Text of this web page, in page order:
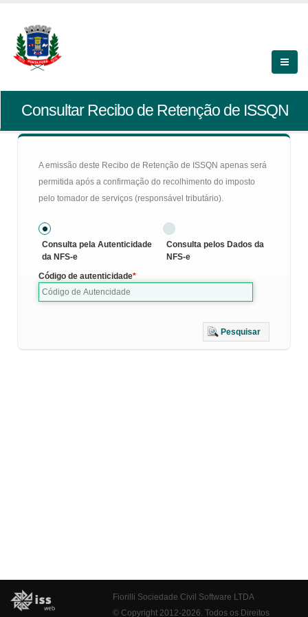
Consultar Recibo de Retenção de ISSQN
A emissão deste Recibo de Retenção de ISSQN apenas será
permitida após a confirmação do recolhimento do imposto
pelo tomador de serviços (responsável tributário).
Consulta pela Autenticidade
da NFS-e
Consulta pelos Dados da
NFS-e
Código de autenticidade
Pesquisar
Fiorilli Sociedade Civil Software LTDA
© Copyright 2012-2026. Todos os Direitos